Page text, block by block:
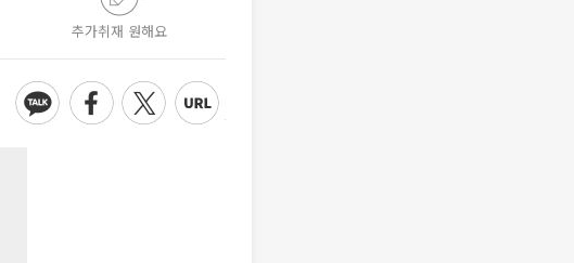
추가취재 원해요